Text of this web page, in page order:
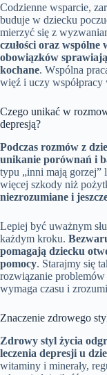
Codzienne wsparcie,
buduje w dziecku
mierzyć się z
czułości oraz
obowiązków
kochane. Wspólna
więź i uczy współpracy
Czego unikać w
depresją?
Podczas rozmów z
unikanie porównań i
typu „inni mają gorzej”
więcej szkody niż
niezrozumiane i
Lepiej być uważnym
każdym kroku.
pomagają dziecku
pomocy. Starajmy się
rozwiązanie
wymaga czasu i
Znaczenie zdrowego
Zdrowy styl życia
leczenia depresji u
witaminy i minerały,